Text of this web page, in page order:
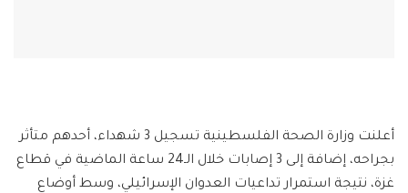
أعلنت وزارة الصحة الفلسطينية تسجيل 3 شهداء، أحدهم متأثر
بجراحه، إضافة إلى 3 إصابات خلال الـ24 ساعة الماضية في قطاع
غزة، نتيجة استمرار تداعيات العدوان الإسرائيلي، وسط أوضاع